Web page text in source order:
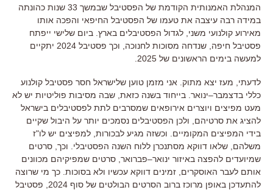
המנהלת האמנותית הקודמת של הפסטיבל שבמשך 33 שנות כהונתה
במידה רבה עיצבה את טעמו של הפסטיבל החיפאי והפכה אותו
מאירוע קולנועי משני לגדול הפסטיבלים בארץ ביום שלישי ייפתח
פסטיבל חיפה שנדחה מסוכות לחנוכה וכך פסטיבל 2024 יתקיים
למעשה בימים הראשונים של 2025.
לדעתי מעז יצא מתוק אני מזמן טוען שלישראל חסר פסטיבל קולנוע
כללי בדצמבר–ינואר בייחוד בשנה כזאת שבה מסיבות פוליטיות יש לא
מעט מפיצים ויוצרים אירופאים שמסרבים לתת לפסטיבלים בישראל
להציג את סרטיהם
ולכן הפסטיבלים נסמכים יותר על היבול שקיים
בידי המפיצים המקומיים
וכשזה מגיע לבכורות למפיצים יש לו"ז
משלהם שלאו דווקא מסתנכרן ללוח השנה הפסטיבלי וכך סרטים
שמיועדים להפצה באיזור ינואר–פברואר סרטים שמפיקיהם מכוונים
אותם לעבר האוסקרים זמינים דווקא עכשיו ולא בסוכות כך מי שרוצה
להתעדכן באופן מרוכז ברוב הסרטים הבולטים של סוף 2024,
פסטיבל